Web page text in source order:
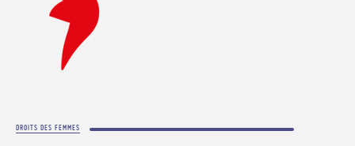
DROITS DES FEMMES